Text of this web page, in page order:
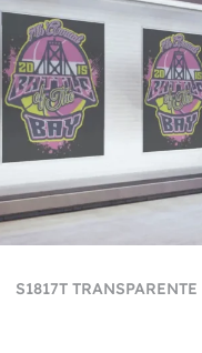
S1817T TRANSPARENTE